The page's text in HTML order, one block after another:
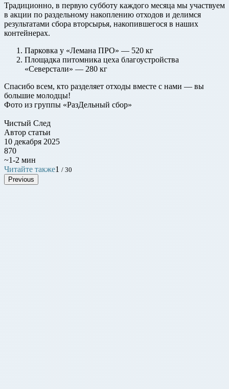
Традиционно, в первую субботу каждого месяца мы участвуем
в акции по раздельному накоплению отходов и делимся
результатами сбора вторсырья, накопившегося в наших
контейнерах.
Парковка у «Лемана ПРО» — 520 кг
Площадка питомника цеха благоустройства
«Северстали» — 280 кг
Спасибо всем, кто разделяет отходы вместе с нами — вы
большие молодцы!
Фото из группы «РазДельный сбор»
Чистый След
Автор статьи
10 декабря 2025
870
~1-2 мин
Читайте также1 / 30
Previous